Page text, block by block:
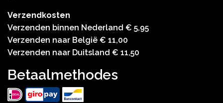
Verzendkosten
Verzenden binnen Nederland € 5,95
Verzenden naar België € 11,00
Verzenden naar Duitsland € 11,50
Betaalmethodes